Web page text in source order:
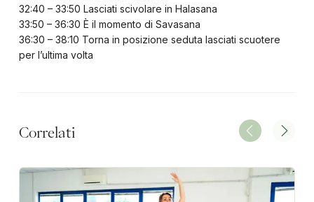
32:40 – 33:50 Lasciati scivolare in Halasana
33:50 – 36:30 È il momento di Savasana
36:30 – 38:10 Torna in posizione seduta lasciati scuotere
per l’ultima volta
Correlati